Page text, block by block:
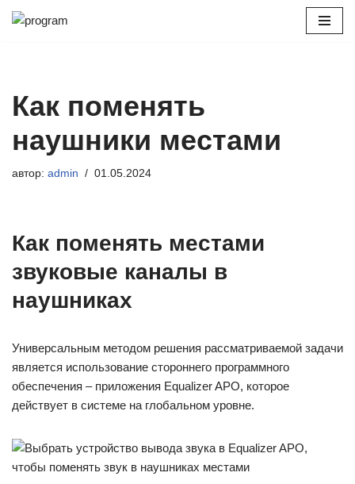
Как поменять
наушники местами
автор: admin 01.05.2024
Как поменять местами
звуковые каналы в
наушниках
Универсальным методом решения рассматриваемой задачи
является использование стороннего программного
обеспечения – приложения Equalizer APO, которое
действует в системе на глобальном уровне.